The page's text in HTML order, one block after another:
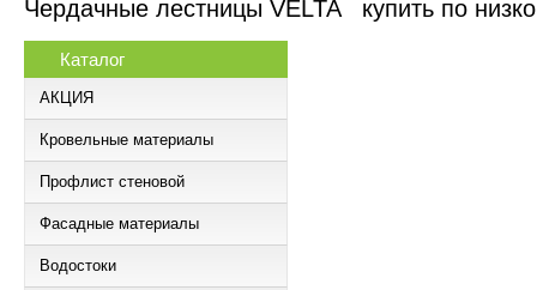
Чердачные лестницы VELTA купить по
Каталог
АКЦИЯ
Кровельные материалы
Профлист стеновой
Фасадные материалы
Водостоки